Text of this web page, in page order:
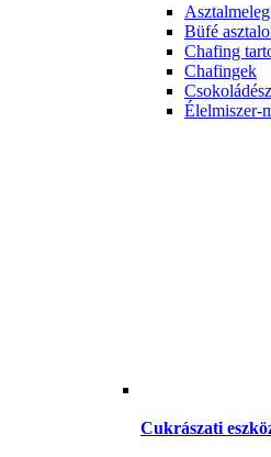
Büfé
Chafing
Chafingek
Élelmiszer-
Cukrászati